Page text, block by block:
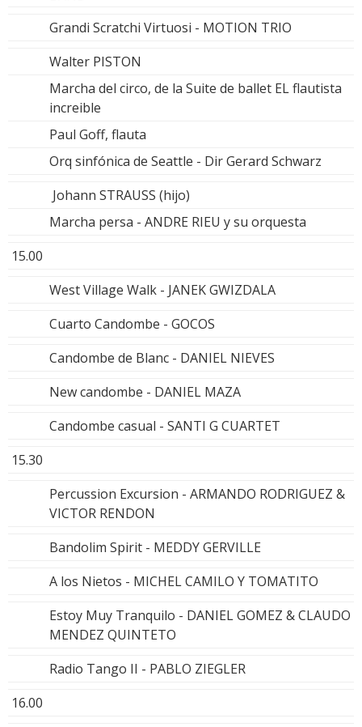
Grandi Scratchi Virtuosi - MOTION TRIO
Walter PISTON
Marcha del circo, de la Suite de ballet EL flautista
increible
Paul Goff, flauta
Orq sinfónica de Seattle - Dir Gerard Schwarz
Johann STRAUSS (hijo)
Marcha persa - ANDRE RIEU y su orquesta
15.00
West Village Walk - JANEK GWIZDALA
Cuarto Candombe - GOCOS
Candombe de Blanc - DANIEL NIEVES
New candombe - DANIEL MAZA
Candombe casual - SANTI G CUARTET
15.30
Percussion Excursion - ARMANDO RODRIGUEZ &
VICTOR RENDON
Bandolim Spirit - MEDDY GERVILLE
A los Nietos - MICHEL CAMILO Y TOMATITO
Estoy Muy Tranquilo - DANIEL GOMEZ & CLAUDO
MENDEZ QUINTETO
Radio Tango II - PABLO ZIEGLER
16.00